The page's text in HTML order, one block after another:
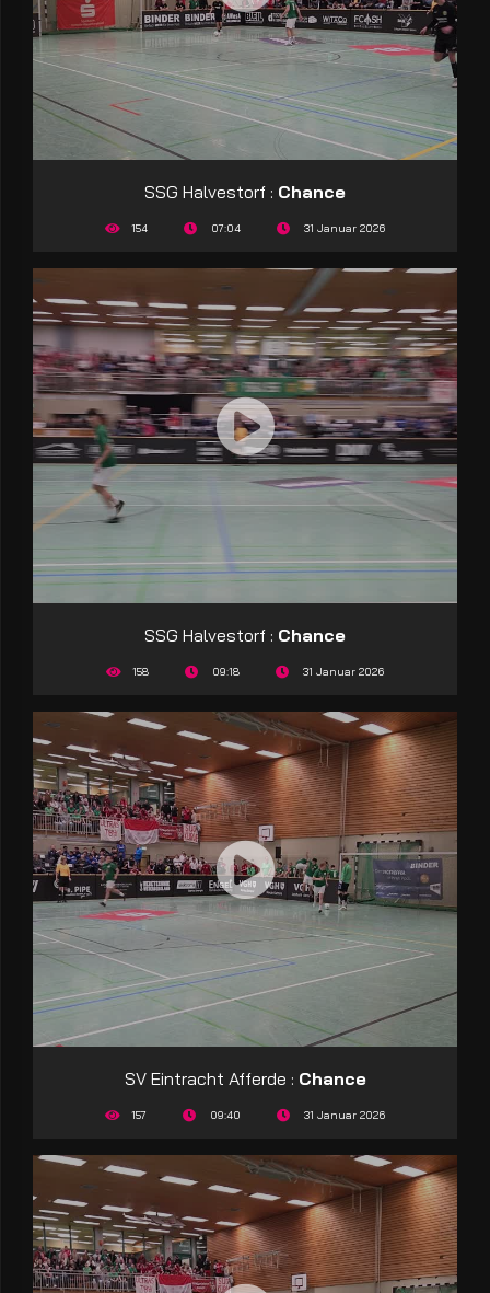
SSG Halvestorf : Chance
154 07:04 31 Januar 2026
SSG Halvestorf : Chance
158 09:18 31 Januar 2026
SV Eintracht Afferde : Chance
157 09:40 31 Januar 2026